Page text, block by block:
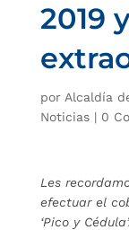
2019
por Alcaldía
Noticias| 0
Les
efectuar el
‘Pico y Cédula’.